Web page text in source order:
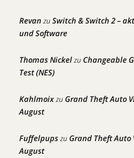
Revan zuSwitch & Switch 2 –
und Software
Thomas NickelzuChangeable
Test (NES)
KahlmoixzuGrand Theft Auto
August
FuffelpupszuGrand Theft Auto
August